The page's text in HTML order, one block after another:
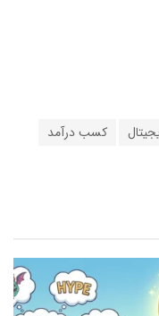
کسب درآمد